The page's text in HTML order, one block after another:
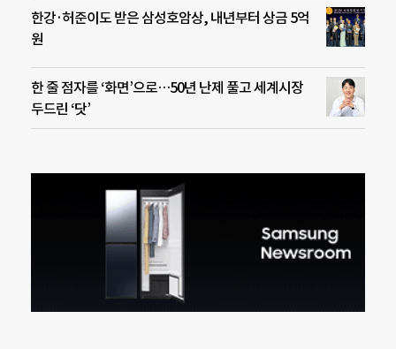
한강·허준이도 받은 삼성호암상, 내년부터 상금 5억
원
한 줄 점자를 ‘화면’으로…50년 난제 풀고 세계시장
두드린 ‘닷’